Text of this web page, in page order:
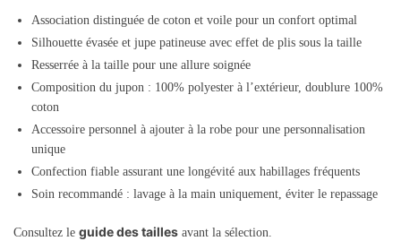
Association distinguée de coton et voile pour un confort optimal
Silhouette évasée et jupe patineuse avec effet de plis sous la taille
Resserrée à la taille pour une allure soignée
Composition du jupon : 100% polyester à l’extérieur, doublure 100%
coton
Accessoire personnel à ajouter à la robe pour une personnalisation
unique
Confection fiable assurant une longévité aux habillages fréquents
Soin recommandé : lavage à la main uniquement, éviter le repassage
Consultez le guide des tailles avant la sélection.